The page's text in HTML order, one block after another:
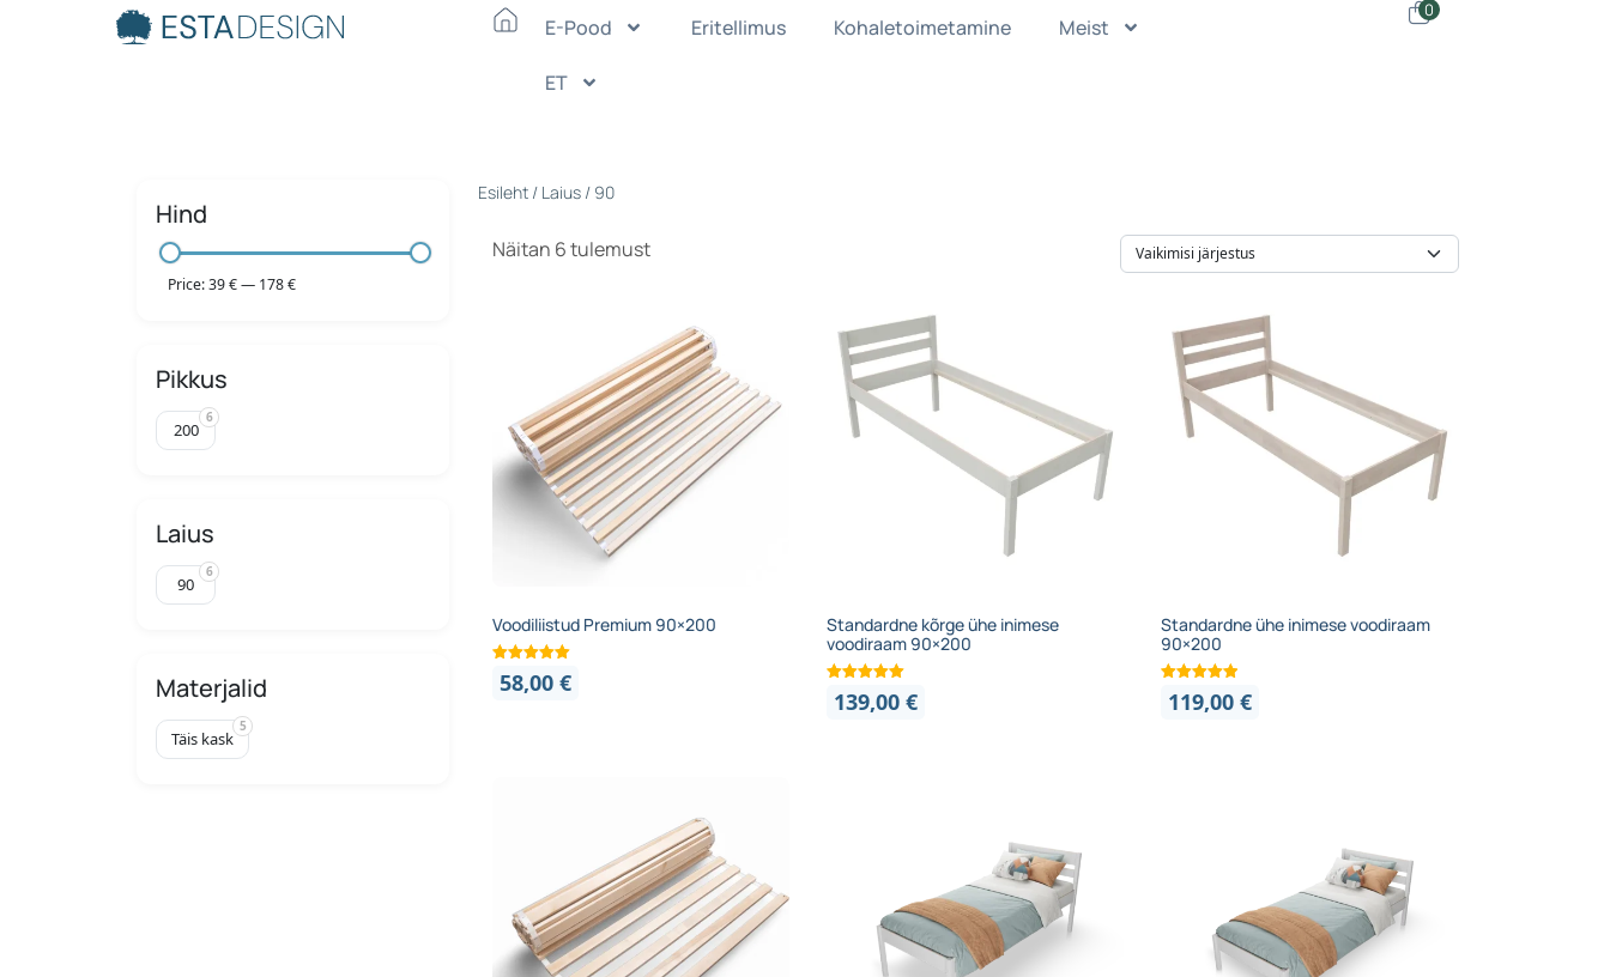
E-Pood Eritellimus Kohaletoimetamine Meist
ET
0
Hind
Price:39 €— 178 €
Pikkus
6
200
Laius
6
90
Materjalid
5
Täis kask
Esileht / Laius / 90
Näitan 6 tulemust
Voodiliistud Premium 90×200
58,00 €
Standardne kõrge ühe inimese
voodiraam 90×200
139,00 €
Standardne ühe inimese voodiraam
90×200
119,00 €